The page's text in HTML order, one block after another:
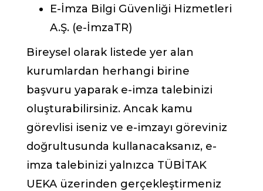
E-İmza Bilgi Güvenliği Hizmetleri
A.Ş. (e-İmzaTR)
Bireysel olarak listede yer alan
kurumlardan herhangi birine
başvuru yaparak e-imza talebinizi
oluşturabilirsiniz. Ancak kamu
görevlisi iseniz ve e-imzayı göreviniz
doğrultusunda kullanacaksanız, e-
imza talebinizi yalnızca TÜBİTAK
UEKA üzerinden gerçekleştirmeniz